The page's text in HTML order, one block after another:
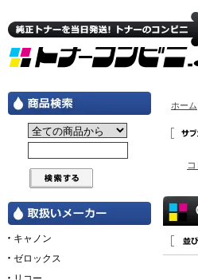
キャノン
ゼロックス
ホーム